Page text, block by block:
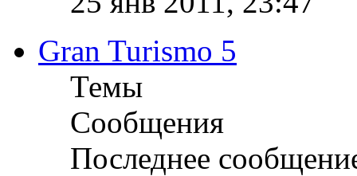
Gran Turismo 5
Темы
Сообщения
Последнее